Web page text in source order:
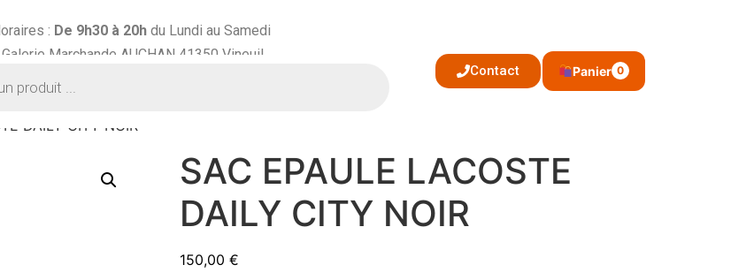
: De 9h30 à 20hdu Lundi au Samedi
Galerie Marchande AUCHAN 41350 Vineuil
Contact Panier 0
DAILY CITY NOIR
SAC EPAULE LACOSTE
DAILY CITY NOIR
150,00 €